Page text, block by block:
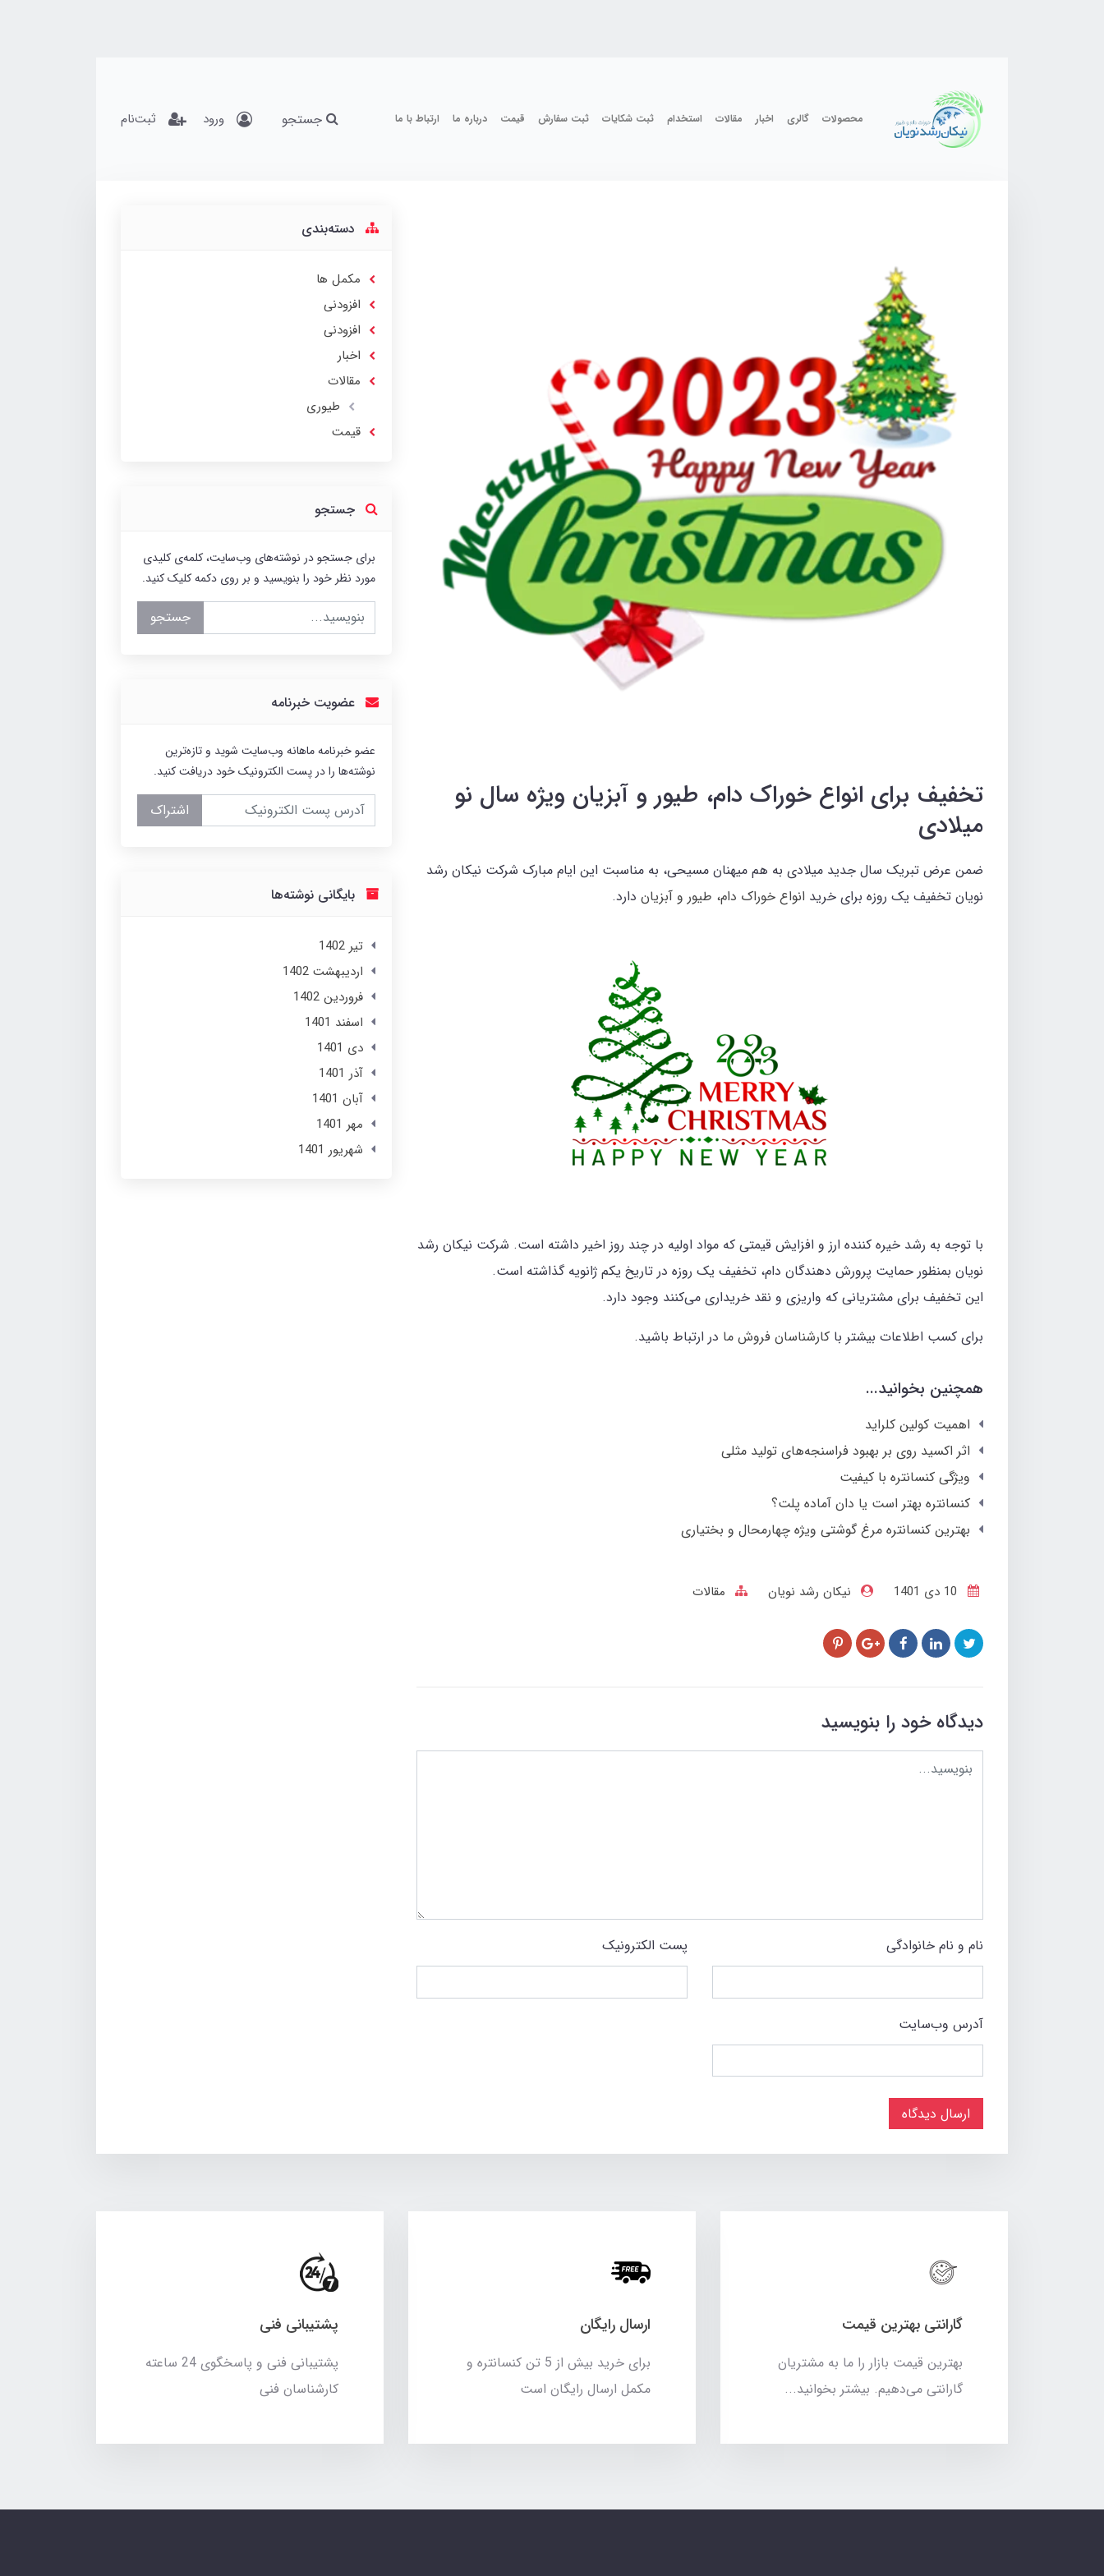
محصولات گالری اخبار مقالات استخدام ثبت شکایات ثبت سفارش قیمت درباره ما ارتباط با ما جستجو ورود ثبت‌نام
تخفیف برای انواع خوراک دام، طیور و آبزیان ویژه سال نو
میلادی
ضمن عرض تبریک سال جدید میلادی به هم میهنان مسیحی، به مناسبت این ایام مبارک شرکت نیکان رشد
نویان تخفیف یک روزه برای خرید انواع خوراک دام، طیور و آبزیان دارد.
با توجه به رشد خیره کننده ارز و افزایش قیمتی که مواد اولیه در چند روز اخیر داشته است. شرکت نیکان رشد
نویان بمنظور حمایت پرورش دهندگان دام، تخفیف یک روزه در تاریخ یکم ژانویه گذاشته است.
این تخفیف برای مشتریانی که واریزی و نقد خریداری می‌کنند وجود دارد.
برای کسب اطلاعات بیشتر با کارشناسان فروش ما در ارتباط باشید.
همچنین بخوانید...
اهمیت کولین کلراید
اثر اکسید روی بر بهبود فراسنجه‌های تولید مثلی
ویژگی کنسانتره با کیفیت
کنسانتره بهتر است یا دان آماده پلت؟
بهترین کنسانتره مرغ گوشتی ویژه چهارمحال و بختیاری
نیکان رشد نویان مقالات
دیدگاه خود را بنویسید
نام و نام خانوادگی پست الکترونیک
آدرس وب‌سایت
ارسال دیدگاه
دسته‌بندی
مکمل ها
افزودنی
افزودنی
اخبار
مقالات
طیوری
قیمت
جستجو
برای جستجو در نوشته‌های وب‌سایت، کلمه‌ی کلیدی
مورد نظر خود را بنویسید و بر روی دکمه کلیک کنید.
جستجو
عضویت خبرنامه
عضو خبرنامه ماهانه وب‌سایت شوید و تازه‌ترین
نوشته‌ها را در پست الکترونیک خود دریافت کنید.
اشتراک
بایگانی نوشته‌ها
تير 1402
ارديبهشت 1402
فروردین 1402
اسفند 1401
دی 1401
آذر 1401
آبان 1401
مهر 1401
شهریور 1401
گارانتی بهترین قیمت
بهترین قیمت بازار را ما به مشتریان
گارانتی می‌دهیم. بیشتر بخوانید...
ارسال رایگان
برای خرید بیش از 5 تن کنسانتره و
مکمل ارسال رایگان است
پشتیبانی فنی
پشتیبانی فنی و پاسخگوی 24 ساعته
کارشناسان فنی